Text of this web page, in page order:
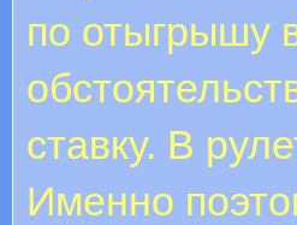
по отыгрышу
ставку. В
Именно